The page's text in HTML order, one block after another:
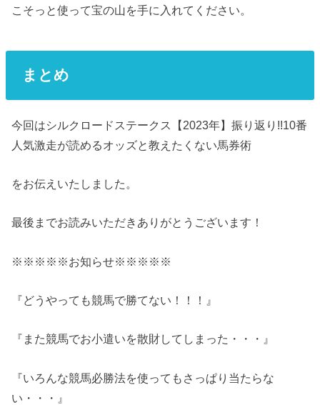
こそっと使って宝の山を手に入れてください。
まとめ
今回はシルクロードステークス【2023年】振り返り!!10番
人気激走が読めるオッズと教えたくない馬券術
をお伝えいたしました。
最後までお読みいただきありがとうございます！
※※※※※お知らせ※※※※※
『どうやっても競馬で勝てない！！！』
『また競馬でお小遣いを散財してしまった・・・』
『いろんな競馬必勝法を使ってもさっぱり当たらな
い・・・』